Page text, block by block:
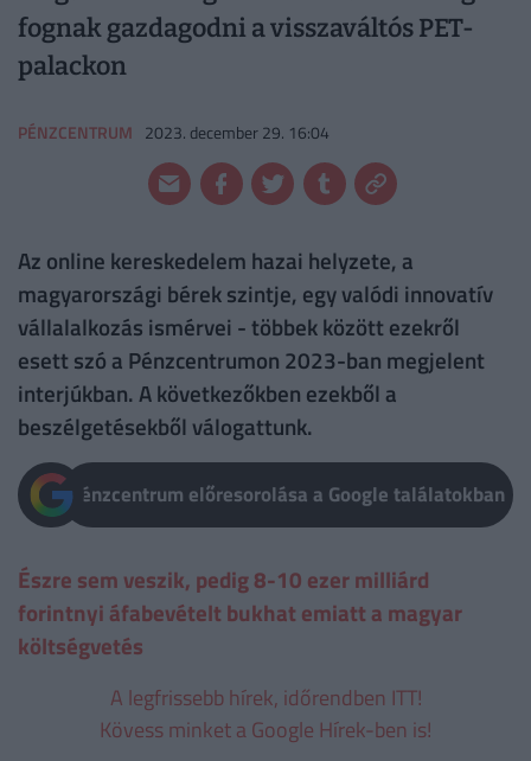
fognak gazdagodni a visszaváltós PET-
palackon
PÉNZCENTRUM 2023. december 29. 16:04
Az online kereskedelem hazai helyzete, a
magyarországi bérek szintje, egy valódi innovatív
vállalalkozás ismérvei - többek között ezekről
esett szó a Pénzcentrumon 2023-ban megjelent
interjúkban. A következőkben ezekből a
beszélgetésekből válogattunk.
Pénzcentrum előresorolása a Google találatokban
Észre sem veszik, pedig 8-10 ezer milliárd
forintnyi áfabevételt bukhat emiatt a magyar
költségvetés
A legfrissebb hírek, időrendben ITT!
Kövess minket a Google Hírek-ben is!